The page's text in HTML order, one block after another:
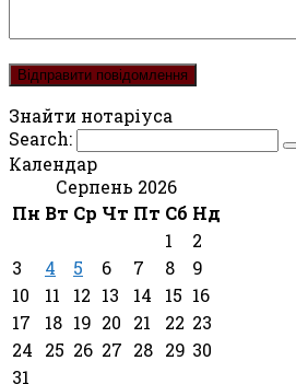
Знайти нотаріуса
Search:
Календар
Серпень 2026
Пн Вт Ср Чт Пт Сб Нд
1
2
3
4 5 6 7 8
9
10
11 12 13 14 15 16
17
18 19 20 21 22 23
24
25 26 27 28 29 30
31